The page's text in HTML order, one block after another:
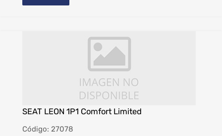
SEAT LEON 1P1 Comfort Limited
Código: 27078